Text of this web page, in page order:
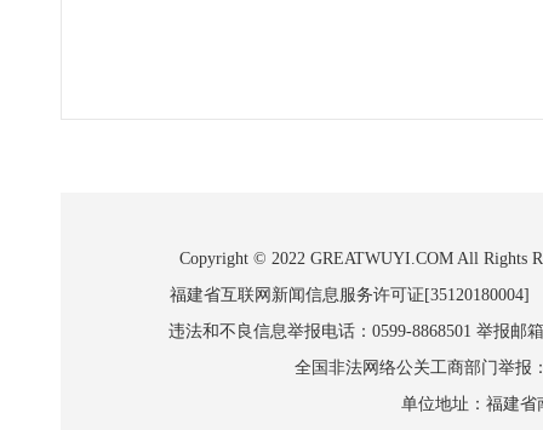
Copyright © 2022 GREATWUYI.COM All Rights
福建省互联网新闻信息服务许可证
违法和不良信息举报电话：0599-8868501 举报邮
全国非法网络公关工商部门举报
单位地址：福建省